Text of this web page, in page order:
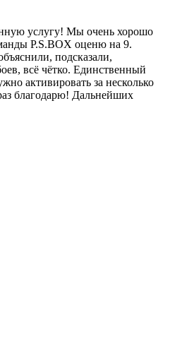
услугу! Мы очень хорошо
P.S.BOX оценю на 9.
подсказали,
всё чётко. Единственный
активировать за несколько
благодарю! Дальнейших